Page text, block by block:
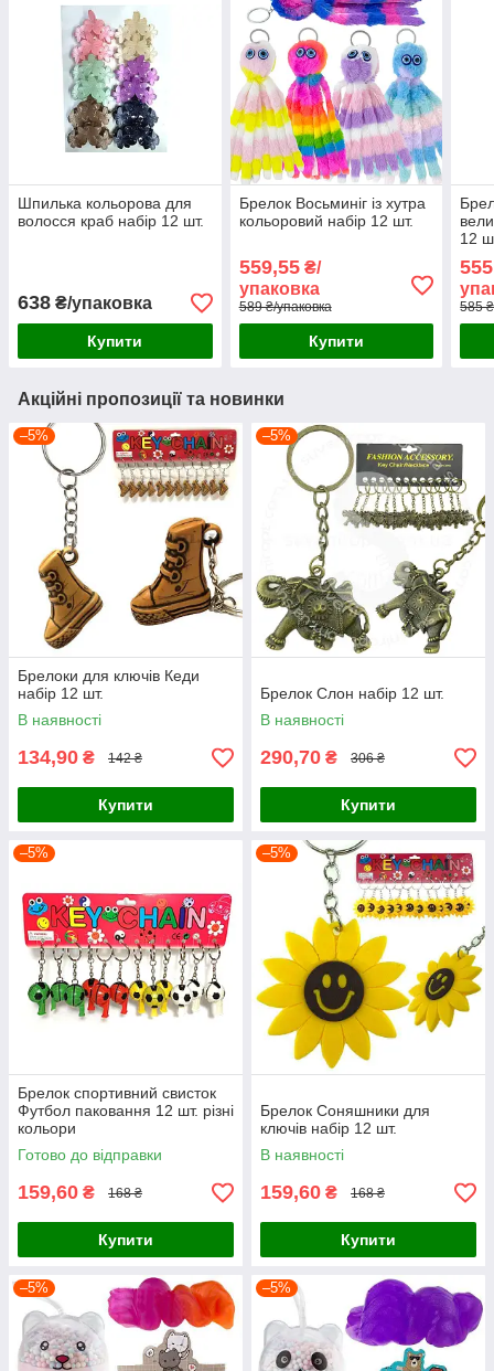
Шпилька кольорова для
волосся краб набір 12 шт.
638 ₴/упаковка
Купити
Брелок Восьминіг із хутра
кольоровий набір 12 шт.
559,55₴/
упаковка
589 ₴/упаковка
Купити
12
585
Акційні пропозиції та новинки
–5%
Брелоки для ключів Кеди
набір 12 шт.
В наявності
134,90 ₴ 142 ₴
Купити
–5%
Брелок Слон набір 12 шт.
В наявності
290,70 ₴ 306 ₴
Купити
–5%
Брелок спортивний свисток
Футбол паковання 12 шт. різні
кольори
Готово до відправки
159,60 ₴ 168 ₴
Купити
–5%
Брелок Соняшники для
ключів набір 12 шт.
В наявності
159,60 ₴ 168 ₴
Купити
–5% –5%